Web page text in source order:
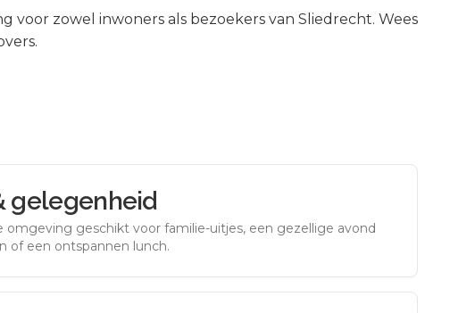
voor zowel inwoners als bezoekers van Sliedrecht. Wees
gelegenheid
omgeving geschikt voor familie-uitjes, een gezellige avond
of een ontspannen lunch.